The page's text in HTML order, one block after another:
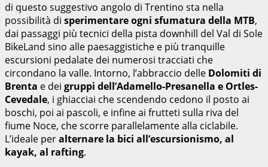
di questo suggestivo angolo di Trentino sta nella
possibilità di sperimentare ogni sfumatura della MTB,
dai passaggi più tecnici della pista downhill del Val di Sole
BikeLand sino alle paesaggistiche e più tranquille
escursioni pedalate dei numerosi tracciati che
circondano la valle. Intorno, l’abbraccio delle Dolomiti di
Brenta e dei gruppi dell’Adamello-Presanella e Ortles-
Cevedale, i ghiacciai che scendendo cedono il posto ai
boschi, poi ai pascoli, e infine ai frutteti sulla riva del
fiume Noce, che scorre parallelamente alla ciclabile.
L’ideale peralternare la bici all’escursionismo, al
kayak, al rafting.